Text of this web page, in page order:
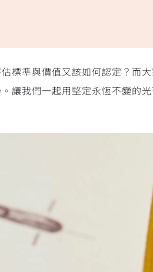
標準與價值又該如何認定？而
讓我們一起用堅定永恆不變的